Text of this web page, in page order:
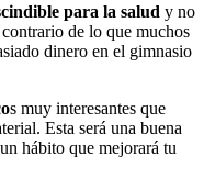
para la salud y no
de lo que muchos
dinero en el gimnasio
s muy interesantes que
Esta será una buena
hábito que mejorará tu